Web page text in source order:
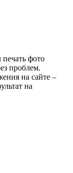
печать фото
проблем.
на сайте –
на